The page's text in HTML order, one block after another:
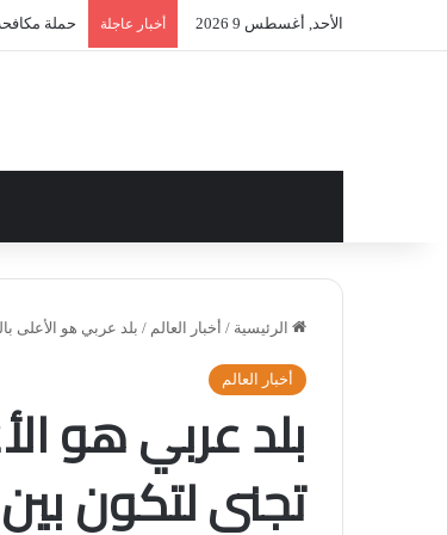
الأحد, أغسطس 9 2026 أخبار عاجلة حملة
الرئيسية / أخبار العالم / بلد عربي هو الأعلى
أخبار العالم
بلد عربي هو
تجني لتكون بين